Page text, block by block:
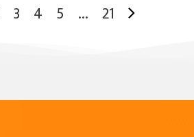
3 4 5 ... 21